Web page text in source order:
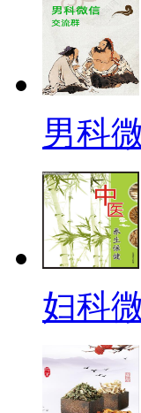
男科
妇科